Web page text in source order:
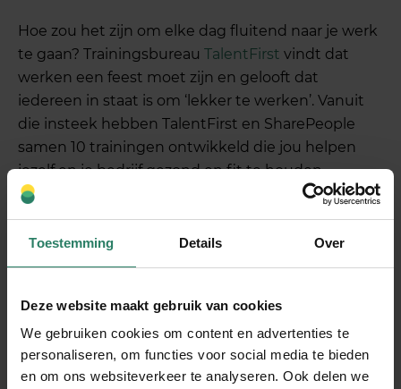
Toestemming Details Over
Deze website maakt gebruik van cookies
We gebruiken cookies om content en advertenties te
personaliseren, om functies voor social media te bieden
en om ons websiteverkeer te analyseren. Ook delen we
Hoe zou het zijn om elke dag fluitend naar je werk
te gaan? TrainingsbureauTalentFirst vindt dat
werken een feest moet zijn en gelooft dat
iedereen in staat is om ‘lekker te werken’. Vanuit
die insteek hebben TalentFirst en SharePeople
samen 10 trainingen ontwikkeld die jou helpen
jezelf en je bedrijf gezond en fit te houden.